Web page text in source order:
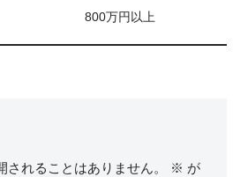
800万円以上
されることはありません。 ※ が